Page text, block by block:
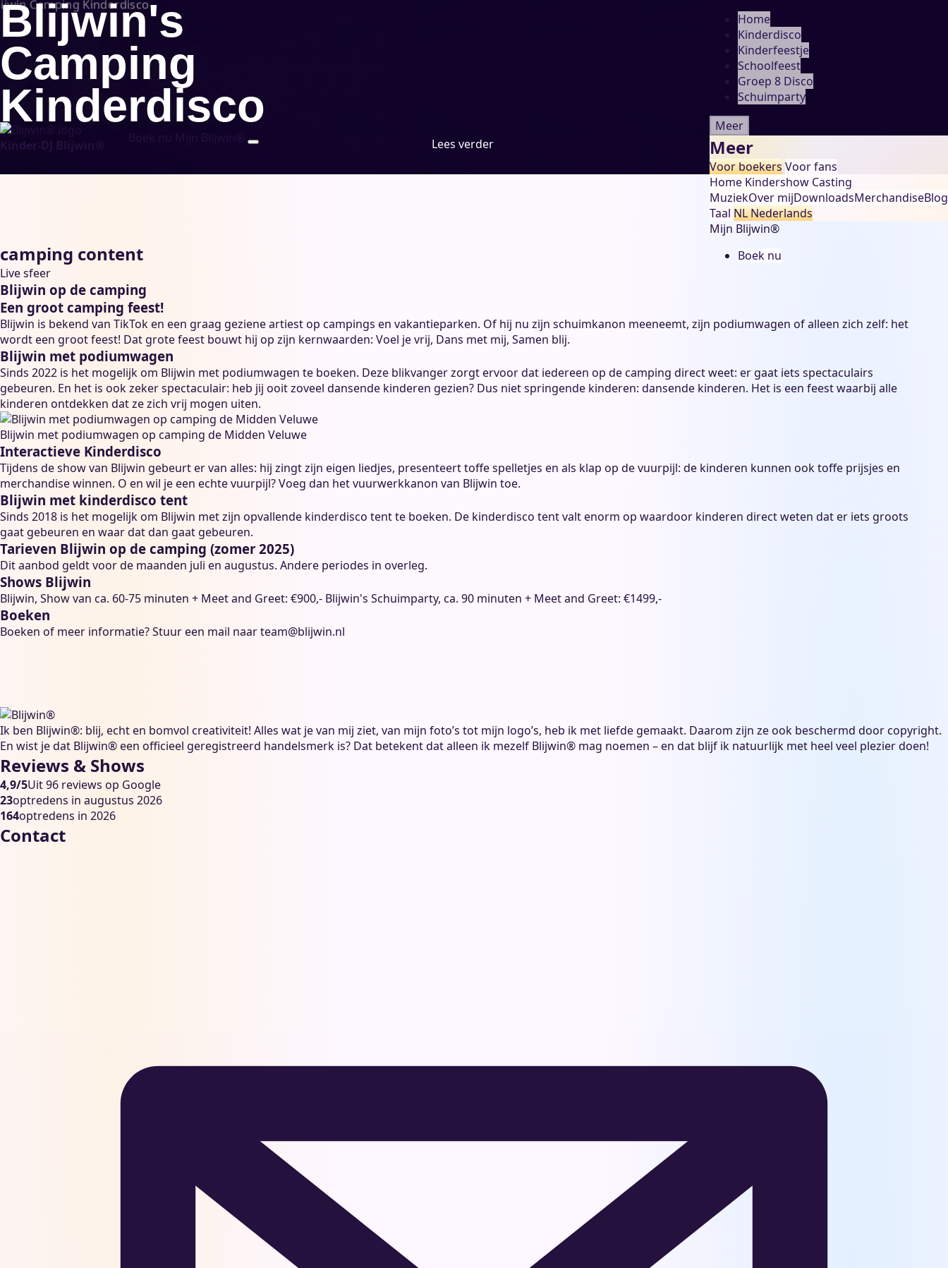
Kinder-DJ Blijwin® Boek nu
Home
Kinderdisco
Kinderfeestje
Schoolfeest
Groep 8 Disco
Schuimparty
Meer
Meer
Voor boekersVoor fans
Home Kindershow Casting
MuziekOver mijDownloadsMerchandiseBlog
Taal NLNederlands
Mijn Blijwin®
Boek nu
Blijwin's
Camping
Kinderdisco
Lees verder
camping content
Live sfeer
Blijwin op de camping
Een groot camping feest!
Blijwin is bekend van TikTok en een graag geziene artiest op campings en vakantieparken. Of hij nu zijn schuimkanon meeneemt, zijn podiumwagen of alleen zich zelf: het
wordt een groot feest! Dat grote feest bouwt hij op zijn kernwaarden: Voel je vrij, Dans met mij, Samen blij.
Blijwin met podiumwagen
Sinds 2022 is het mogelijk om Blijwin met podiumwagen te boeken. Deze blikvanger zorgt ervoor dat iedereen op de camping direct weet: er gaat iets spectaculairs
gebeuren. En het is ook zeker spectaculair: heb jij ooit zoveel dansende kinderen gezien? Dus niet springende kinderen: dansende kinderen. Het is een feest waarbij alle
kinderen ontdekken dat ze zich vrij mogen uiten.
Blijwin met podiumwagen op camping de Midden Veluwe
Interactieve Kinderdisco
Tijdens de show van Blijwin gebeurt er van alles: hij zingt zijn eigen liedjes, presenteert toffe spelletjes en als klap op de vuurpijl: de kinderen kunnen ook toffe prijsjes en
merchandise winnen. O en wil je een echte vuurpijl? Voeg dan het vuurwerkkanon van Blijwin toe.
Blijwin met kinderdisco tent
Sinds 2018 is het mogelijk om Blijwin met zijn opvallende kinderdisco tent te boeken. De kinderdisco tent valt enorm op waardoor kinderen direct weten dat er iets groots
gaat gebeuren en waar dat dan gaat gebeuren.
Tarieven Blijwin op de camping (zomer 2025)
Dit aanbod geldt voor de maanden juli en augustus. Andere periodes in overleg.
Shows Blijwin
Blijwin, Show van ca. 60-75 minuten + Meet and Greet: €900,- Blijwin's Schuimparty, ca. 90 minuten + Meet and Greet: €1499,-
Boeken
Boeken of meer informatie? Stuur een mail naarteam@blijwin.nl
Ik ben Blijwin®: blij, echt en bomvol creativiteit! Alles wat je van mij ziet, van mijn foto’s tot mijn logo’s, heb ik met liefde gemaakt. Daarom zijn ze ook beschermd door copyright.
En wist je dat Blijwin® een officieel geregistreerd handelsmerk is? Dat betekent dat alleen ik mezelf Blijwin® mag noemen – en dat blijf ik natuurlijk met heel veel plezier doen!
Reviews & Shows
4,9/5Uit 96 reviews op Google
23optredens in augustus 2026
164optredens in 2026
Contact